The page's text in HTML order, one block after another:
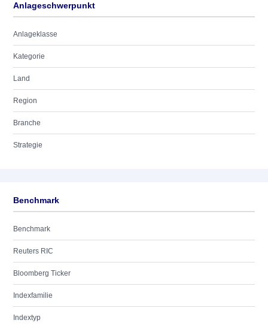
Anlageschwerpunkt
Anlageklasse
Kategorie
Land
Region
Branche
Strategie
Benchmark
Benchmark
Reuters RIC
Bloomberg Ticker
Indexfamilie
Indextyp